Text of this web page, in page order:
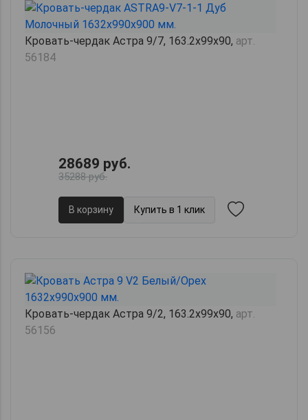
Кровать-чердак Астра 9/7, 163.2х99х90, арт.
56184
28689 руб.
35288 руб.
В корзину Купить в 1 клик
Кровать-чердак Астра 9/2, 163.2х99х90, арт.
56156